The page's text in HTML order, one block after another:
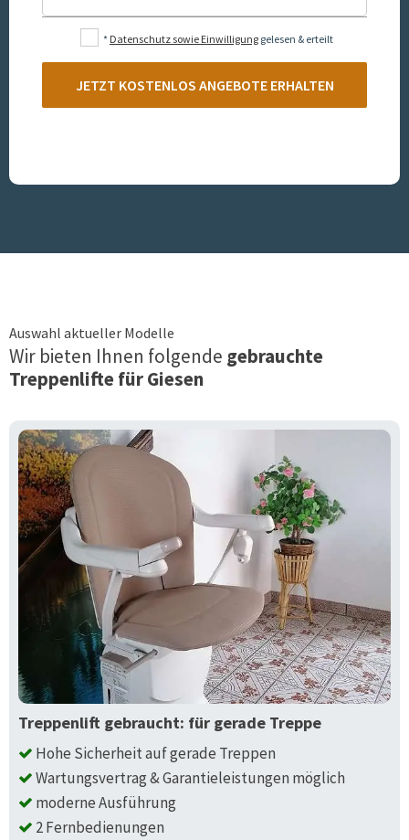
* Datenschutz sowie Einwilligung gelesen & erteilt
JETZT KOSTENLOS ANGEBOTE ERHALTEN
Auswahl aktueller Modelle
Wir bieten Ihnen folgende gebrauchte
Treppenlifte fürGiesen
Treppenlift gebraucht: für gerade Treppe
Hohe Sicherheit auf gerade Treppen
Wartungsvertrag & Garantieleistungen möglich
moderne Ausführung
2 Fernbedienungen